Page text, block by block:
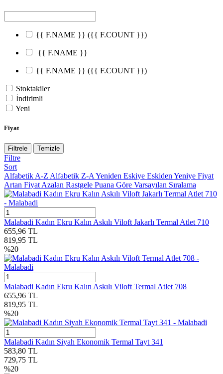
{{ F.NAME }} ({{ F.COUNT }})
{{ F.NAME }}
{{ F.NAME }} ({{ F.COUNT }})
Stoktakiler
İndirimli
Yeni
Fiyat
Filtrele Temizle
Filtre
Sort
Alfabetik A-Z Alfabetik Z-AYeniden Eskiye Eskiden Yeniye Fiyat
Artan Fiyat Azalan Rastgele Puana Göre Varsayılan Sıralama
Malabadi Kadın Ekru Kalın Askılı Viloft Jakarlı Termal Atlet 710
655,96 TL
819,95 TL
%20
Malabadi Kadın Ekru Kalın Askılı Viloft Termal Atlet 708
655,96 TL
819,95 TL
%20
Malabadi Kadın Siyah Ekonomik Termal Tayt 341
583,80 TL
729,75 TL
%20